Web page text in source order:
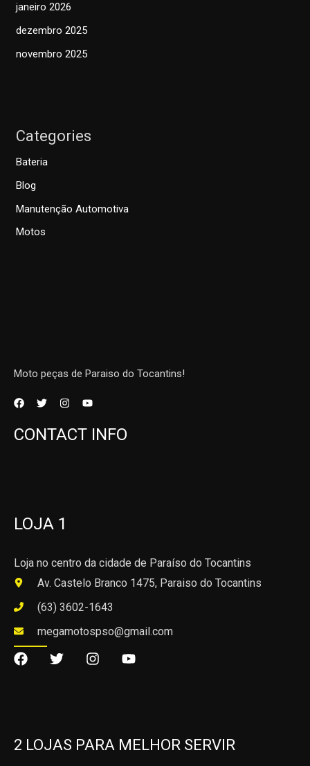
janeiro 2026
dezembro 2025
novembro 2025
Categories
Bateria
Blog
Manutenção Automotiva
Motos
Moto peças de Paraiso do Tocantins!
CONTACT INFO
LOJA 1
Loja no centro da cidade de Paraíso do Tocantins
Av. Castelo Branco 1475, Paraiso do Tocantins
(63) 3602-1643
megamotospso@gmail.com
2 LOJAS PARA MELHOR SERVIR